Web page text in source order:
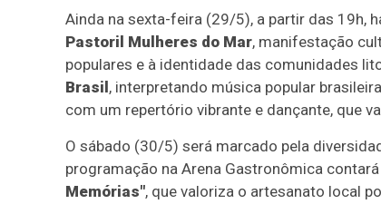
Ainda na sexta-feira (29/5), a partir das 19h,
Pastoril Mulheres do Mar, manifestação
populares e à identidade das comunidades
Brasil , interpretando música popular
com um repertório vibrante e dançante, que
O sábado (30/5) será marcado pela
programação na Arena Gastronômica
Memórias", que valoriza o artesanato local